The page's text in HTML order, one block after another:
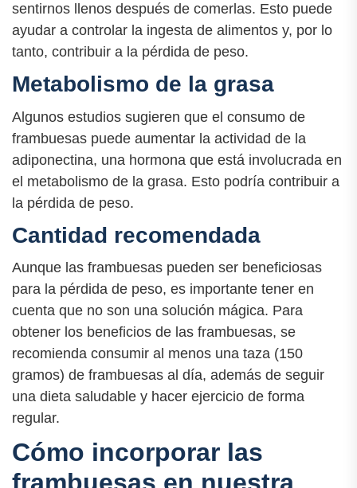
sentirnos llenos después de comerlas. Esto puede
ayudar a controlar la ingesta de alimentos y, por lo
tanto, contribuir a la pérdida de peso.
Metabolismo de la grasa
Algunos estudios sugieren que el consumo de
frambuesas puede aumentar la actividad de la
adiponectina, una hormona que está involucrada en
el metabolismo de la grasa. Esto podría contribuir a
la pérdida de peso.
Cantidad recomendada
Aunque las frambuesas pueden ser beneficiosas
para la pérdida de peso, es importante tener en
cuenta que no son una solución mágica. Para
obtener los beneficios de las frambuesas, se
recomienda consumir al menos una taza (150
gramos) de frambuesas al día, además de seguir
una dieta saludable y hacer ejercicio de forma
regular.
Cómo incorporar las
frambuesas en nuestra